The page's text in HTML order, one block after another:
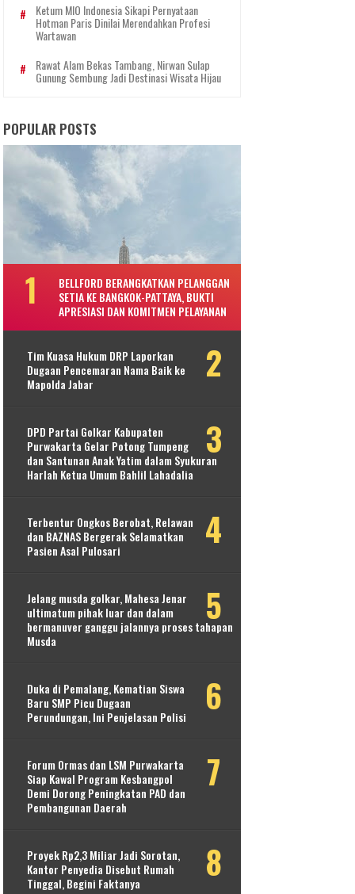
Ketum MIO Indonesia Sikapi Pernyataan
Hotman Paris Dinilai Merendahkan Profesi
Wartawan
Rawat Alam Bekas Tambang, Nirwan Sulap
Gunung Sembung Jadi Destinasi Wisata Hijau
POPULAR POSTS
BELLFORD BERANGKATKAN PELANGGAN
SETIA KE BANGKOK-PATTAYA, BUKTI
APRESIASI DAN KOMITMEN PELAYANAN
Tim Kuasa Hukum DRP Laporkan
Dugaan Pencemaran Nama Baik ke
Mapolda Jabar
DPD Partai Golkar Kabupaten
Purwakarta Gelar Potong Tumpeng
dan Santunan Anak Yatim dalam Syukuran
Harlah Ketua Umum Bahlil Lahadalia
Terbentur Ongkos Berobat, Relawan
dan BAZNAS Bergerak Selamatkan
Pasien Asal Pulosari
Jelang musda golkar, Mahesa Jenar
ultimatum pihak luar dan dalam
bermanuver ganggu jalannya proses tahapan
Musda
Duka di Pemalang, Kematian Siswa
Baru SMP Picu Dugaan
Perundungan, Ini Penjelasan Polisi
Forum Ormas dan LSM Purwakarta
Siap Kawal Program Kesbangpol
Demi Dorong Peningkatan PAD dan
Pembangunan Daerah
Proyek Rp2,3 Miliar Jadi Sorotan,
Kantor Penyedia Disebut Rumah
Tinggal, Begini Faktanya